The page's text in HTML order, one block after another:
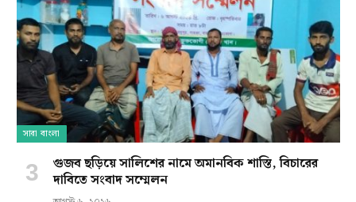
সারা বাংলা
গুজব ছড়িয়ে সালিশের নামে অমানবিক শাস্তি, বিচারের
দাবিতে সংবাদ সম্মেলন